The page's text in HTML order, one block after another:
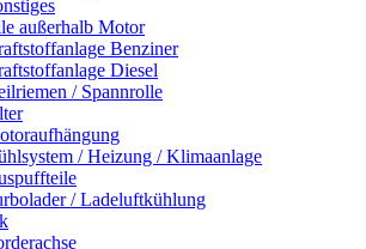
außerhalb Motor
Benziner
Diesel
/ Spannrolle
/ Heizung / Klimaanlage
/ Ladeluftkühlung